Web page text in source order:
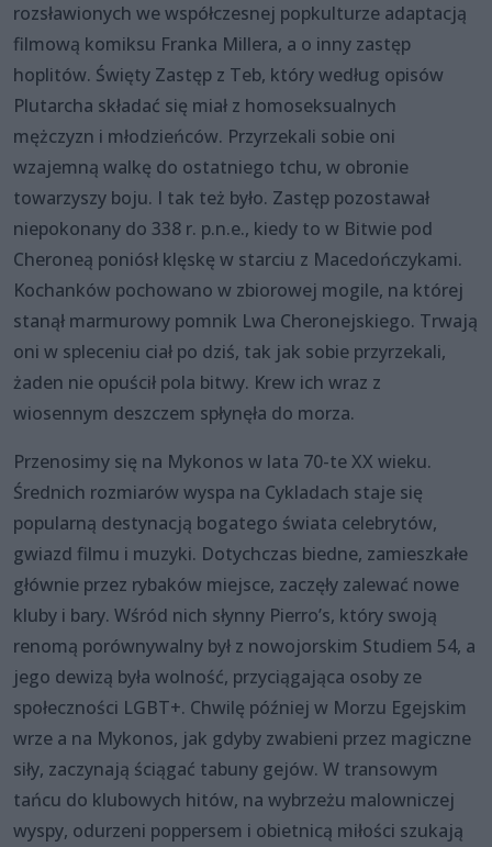
rozsławionych we współczesnej popkulturze adaptacją
filmową komiksu Franka Millera, a o inny zastęp
hoplitów. Święty Zastęp z Teb, który według opisów
Plutarcha składać się miał z homoseksualnych
mężczyzn i młodzieńców. Przyrzekali sobie oni
wzajemną walkę do ostatniego tchu, w obronie
towarzyszy boju. I tak też było. Zastęp pozostawał
niepokonany do 338 r. p.n.e., kiedy to w Bitwie pod
Cheroneą poniósł klęskę w starciu z Macedończykami.
Kochanków pochowano w zbiorowej mogile, na której
stanął marmurowy pomnik Lwa Cheronejskiego. Trwają
oni w spleceniu ciał po dziś, tak jak sobie przyrzekali,
żaden nie opuścił pola bitwy. Krew ich wraz z
wiosennym deszczem spłynęła do morza.
Przenosimy się na Mykonos w lata 70-te XX wieku.
Średnich rozmiarów wyspa na Cykladach staje się
popularną destynacją bogatego świata celebrytów,
gwiazd filmu i muzyki. Dotychczas biedne, zamieszkałe
głównie przez rybaków miejsce, zaczęły zalewać nowe
kluby i bary. Wśród nich słynny Pierro’s, który swoją
renomą porównywalny był z nowojorskim Studiem 54, a
jego dewizą była wolność, przyciągająca osoby ze
społeczności LGBT+. Chwilę później w Morzu Egejskim
wrze a na Mykonos, jak gdyby zwabieni przez magiczne
siły, zaczynają ściągać tabuny gejów. W transowym
tańcu do klubowych hitów, na wybrzeżu malowniczej
wyspy, odurzeni poppersem i obietnicą miłości szukają